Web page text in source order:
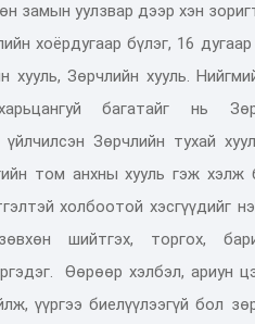
замын уулзвар дээр хэн
хоёрдугаарбүлэг, 16 дугаар
хууль,Зөрчлийн хууль. Н
багатайг нь
Зөрчлийн тухай
том анхны хууль гэж хэлж
холбоотой хэсгүүдийгн
шийтгэх, торгох,
Өөрөөр хэлбэл, ариун
үүргээ биелүүлээгүй бол